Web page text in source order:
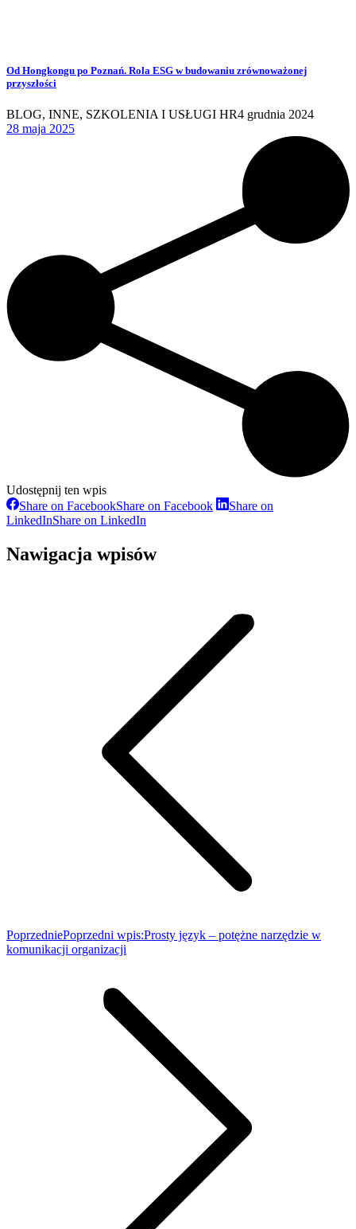
Od Hongkongu po Poznań. Rola ESG w budowaniu zrównoważonej
przyszłości
BLOG, INNE, SZKOLENIA I USŁUGI HR4 grudnia 2024
28 maja 2025
Udostępnij ten wpis
Share on FacebookShare on Facebook
Share on
LinkedInShare on LinkedIn
Nawigacja wpisów
PoprzedniePoprzedni wpis:Prosty język – potężne narzędzie w
komunikacji organizacji